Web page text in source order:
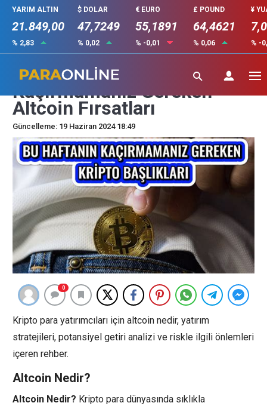
YARIM ALTIN
21.849,00
% 2,83
$ DOLAR
47,7249
% 0,02
€ EURO
55,1891
% -0,01
£ POUND
64,4621
% 0,06
¥
% -
Kripto Borsalarında Gözden
Kaçırmamanız Gereken
Altcoin Fırsatları
Güncelleme: 19 Haziran 2024 18:49
0
Kripto para yatırımcıları için altcoin nedir, yatırım
stratejileri, potansiyel getiri analizi ve riskle ilgili önlemleri
içeren rehber.
Altcoin Nedir?
Altcoin Nedir? Kripto para dünyasında sıklıkla